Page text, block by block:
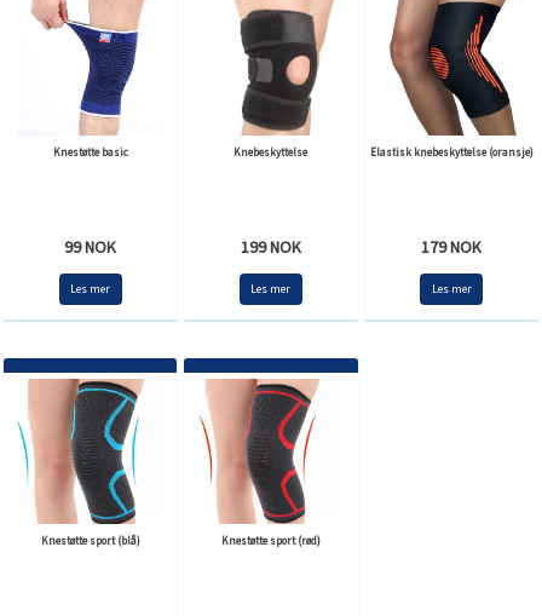
Knestøtte basic
99 NOK
Les mer
Knebeskyttelse
199 NOK
Les mer
Elastisk knebeskyttelse (oransje)
179 NOK
Les mer
Knestøtte sport (blå) Knestøtte sport (rød)